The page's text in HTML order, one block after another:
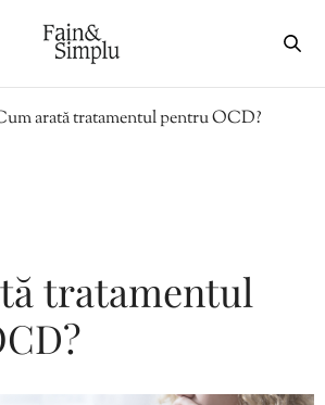
arată tratamentul pentru OCD?
tratamentul